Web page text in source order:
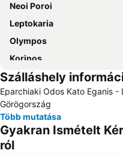
Neoi Poroi
Leptokaria
Olympos
Korinos
Agiokampos
The port of Platamona
Szálláshely
Eparchiaki Odos Kato Eganis
Görögország
Több mutatása
Gyakran Ismételt
ról